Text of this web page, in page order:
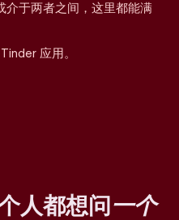
介于两者之间，这里都能满
应用。
人都想问一个